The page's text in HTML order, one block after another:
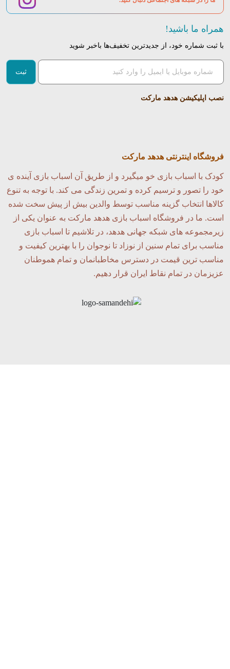
همراه ما باشید!
با ثبت شماره خود، از جدید‌ترین تخفیف‌ها با‌خبر شوید
ثبت
نصب اپلیکیشن هدهد مارکت
فروشگاه اینترنتی هدهد مارکت
کودک با اسباب بازی خو میگیرد و از طریق آن اسباب بازی آینده ی
خود را تصور و ترسیم کرده و تمرین زندگی می کند. با توجه به تنوع
کالاها انتخاب گزینه مناسب توسط والدین بیش از پیش سخت شده
است. ما در فروشگاه اسباب بازی هدهد مارکت به عنوان یکی از
زیرمجموعه های شبکه جهانی هدهد، در تلاشیم تا اسباب بازی
مناسب برای تمام سنین از نوزاد تا نوجوان را با بهترین کیفیت و
مناسب ترین قیمت در دسترس مخاطبانمان و تمام هموطنان
عزیزمان در تمام نقاط ایران قرار دهیم.